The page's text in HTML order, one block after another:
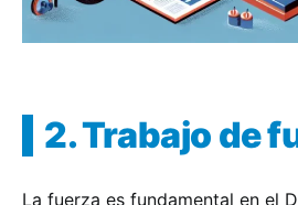
2. Trabajo de
La fuerza es fundamental en el